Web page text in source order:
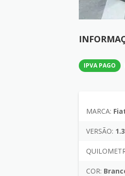
IPVA PAGO
MARCA:
VERSÃO:
COR: